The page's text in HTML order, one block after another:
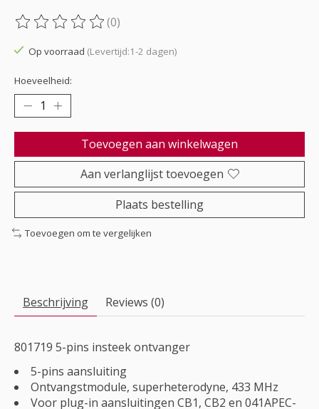
De beoordeling van dit product is
(0)
Op voorraad (Levertijd:1-2 dagen)
Hoeveelheid:
Toevoegen aan winkelwagen
Aan verlanglijst toevoegen
Plaats bestelling
Toevoegen om te vergelijken
Beschrijving Reviews (0)
801719 5-pins insteek ontvanger
5-pins aansluiting
Ontvangstmodule, superheterodyne, 433 MHz
Voor plug-in aansluitingen CB1, CB2 en 041APEC-